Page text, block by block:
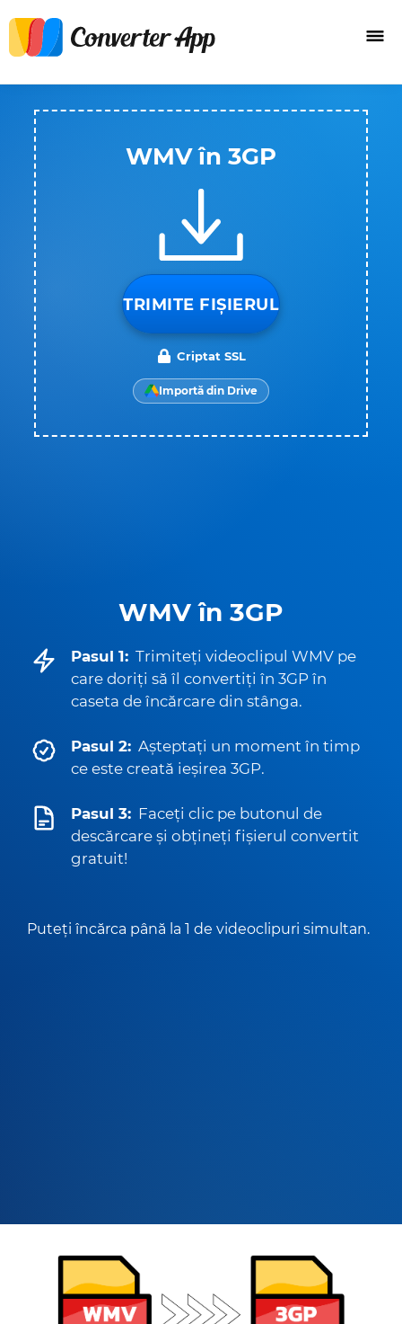
WMV în 3GP
Pasul 1: Trimiteți videoclipul WMV pe
care doriți să îl convertiți în 3GP în
caseta de încărcare din stânga.
Pasul 2: Așteptați un moment în timp
ce este creată ieșirea 3GP.
Pasul 3: Faceți clic pe butonul de
descărcare și obțineți fișierul convertit
gratuit!
Puteți încărca până la 1 de videoclipuri simultan.
WMV în 3GP
TRIMITE FIȘIERUL
Criptat SSL
Importă din Drive